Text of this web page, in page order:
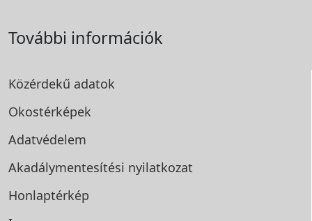
További információk
Közérdekű adatok
Okostérképek
Adatvédelem
Akadálymentesítési nyilatkozat
Honlaptérkép